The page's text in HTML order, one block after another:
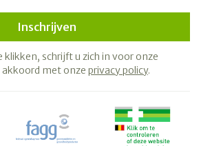
Inschrijven
klikken, schrijft u zich in voor onze
akkoord met onze privacy policy.